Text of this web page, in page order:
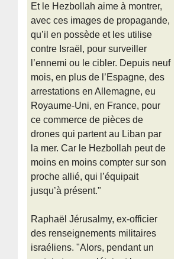
Et le Hezbollah aime à montrer,
avec ces images de propagande,
qu’il en possède et les utilise
contre Israël, pour surveiller
l’ennemi ou le cibler. Depuis neuf
mois, en plus de l’Espagne, des
arrestations en Allemagne, eu
Royaume-Uni, en France, pour
ce commerce de pièces de
drones qui partent au Liban par
la mer. Car le Hezbollah peut de
moins en moins compter sur son
proche allié, qui l’équipait
jusqu’à présent."
Raphaël Jérusalmy, ex-officier
des renseignements militaires
israéliens. "Alors, pendant un